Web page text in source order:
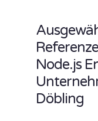
Node.js
Döbling